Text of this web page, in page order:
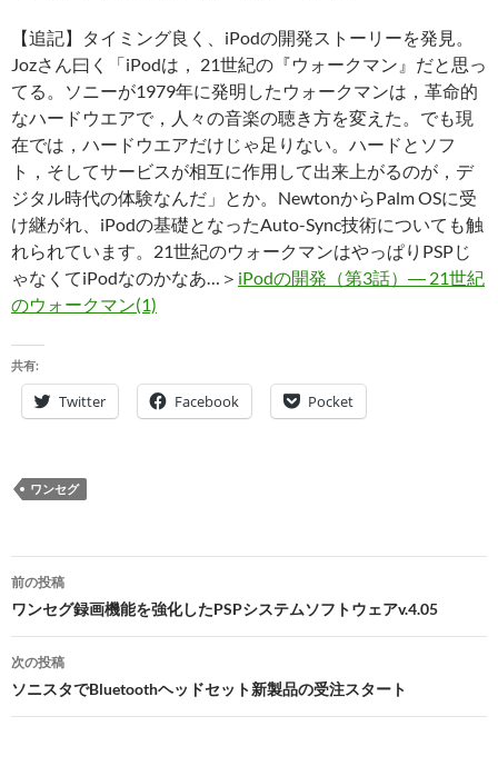
【追記】タイミング良く、iPodの開発ストーリーを発見。
Jozさん曰く「iPodは， 21世紀の『ウォークマン』だと思っ
てる。ソニーが1979年に発明したウォークマンは，革命的
なハードウエアで，人々の音楽の聴き方を変えた。でも現
在では，ハードウエアだけじゃ足りない。ハードとソフ
ト，そしてサービスが相互に作用して出来上がるのが，デ
ジタル時代の体験なんだ」とか。NewtonからPalm OSに受
け継がれ、iPodの基礎となったAuto-Sync技術についても触
れられています。21世紀のウォークマンはやっぱりPSPじ
ゃなくてiPodなのかなあ…＞ iPodの開発（第3話）― 21世紀
のウォークマン(1)
共有:
Twitter Facebook Pocket
ワンセグ
投
稿
ナ
ビ
ゲ
前の投稿
ワンセグ録画機能を強化したPSPシステムソフトウェアv.4.05
次の投稿
ソニスタでBluetoothヘッドセット新製品の受注スタート